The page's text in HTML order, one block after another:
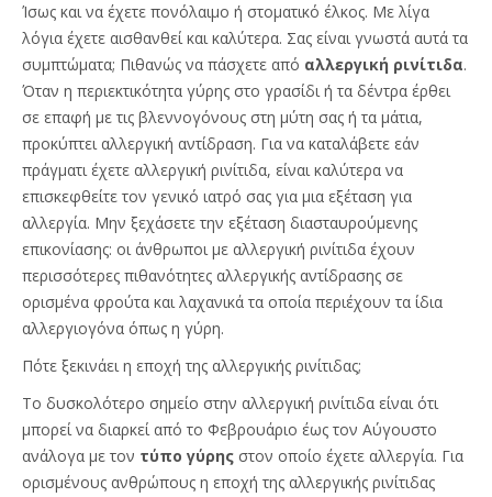
Ίσως και να έχετε πονόλαιμο ή στοματικό έλκος. Με λίγα
λόγια έχετε αισθανθεί και καλύτερα. Σας είναι γνωστά αυτά τα
συμπτώματα; Πιθανώς να πάσχετε από αλλεργική ρινίτιδα.
Όταν η περιεκτικότητα γύρης στο γρασίδι ή τα δέντρα έρθει
σε επαφή με τις βλεννογόνους στη μύτη σας ή τα μάτια,
προκύπτει αλλεργική αντίδραση. Για να καταλάβετε εάν
πράγματι έχετε αλλεργική ρινίτιδα, είναι καλύτερα να
επισκεφθείτε τον γενικό ιατρό σας για μια εξέταση για
αλλεργία. Μην ξεχάσετε την εξέταση διασταυρούμενης
επικονίασης: οι άνθρωποι με αλλεργική ρινίτιδα έχουν
περισσότερες πιθανότητες αλλεργικής αντίδρασης σε
ορισμένα φρούτα και λαχανικά τα οποία περιέχουν τα ίδια
αλλεργιογόνα όπως η γύρη.
Πότε ξεκινάει η εποχή της αλλεργικής ρινίτιδας;
Το δυσκολότερο σημείο στην αλλεργική ρινίτιδα είναι ότι
μπορεί να διαρκεί από το Φεβρουάριο έως τον Αύγουστο
ανάλογα με τον τύπο γύρης στον οποίο έχετε αλλεργία. Για
ορισμένους ανθρώπους η εποχή της αλλεργικής ρινίτιδας